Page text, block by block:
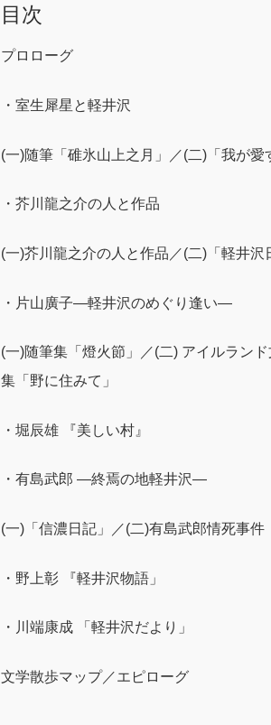
目次
プロローグ
・室生犀星と軽井沢
(一)随筆「碓氷山上之月」／(二)「我が愛
・芥川龍之介の人と作品
(一)芥川龍之介の人と作品／(二)「軽井
・片山廣子―軽井沢のめぐり逢い―
(一)随筆集「燈火節」／(二) アイルラン
集「野に住みて」
・堀辰雄 『美しい村』
・有島武郎 ―終焉の地軽井沢―
(一)「信濃日記」／(二)有島武郎情死事件
・野上彰 『軽井沢物語」
・川端康成 「軽井沢だより」
文学散歩マップ／エピローグ